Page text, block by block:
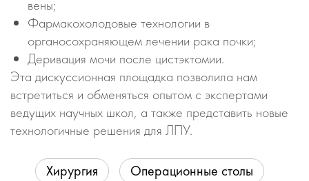
вены;
Фармакохолодовые технологии в
органосохраняющем лечении рака почки;
Деривация мочи после цистэктомии.
Эта дискуссионная площадка позволила нам
встретиться и обменяться опытом с экспертами
ведущих научных школ, а также представить новые
технологичные решения для ЛПУ.
Хирургия
Операционные столы